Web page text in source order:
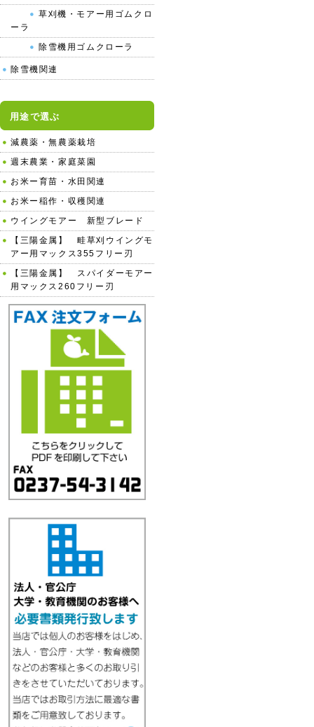
草刈機・モアー用ゴムクロ
ーラ
除雪機用ゴムクローラ
除雪機関連
用途で選ぶ
減農薬・無農薬栽培
週末農業・家庭菜園
お米ー育苗・水田関連
お米ー稲作・収穫関連
ウイングモアー 新型ブレード
【三陽金属】 畦草刈ウイングモ
アー用マックス355フリー刃
【三陽金属】 スパイダーモアー
用マックス260フリー刃